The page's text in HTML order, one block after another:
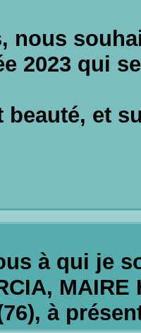
nous
2023 qui
beauté, et
à qui je
MAIRE
à